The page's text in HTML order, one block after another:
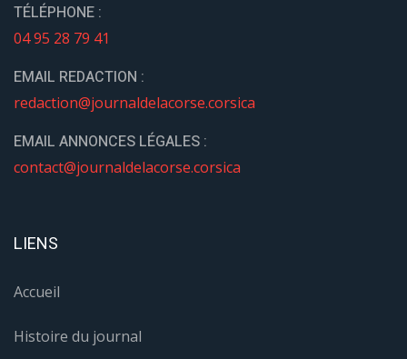
TÉLÉPHONE :
04 95 28 79 41
EMAIL REDACTION :
redaction@journaldelacorse.corsica
EMAIL ANNONCES LÉGALES :
contact@journaldelacorse.corsica
LIENS
Accueil
Histoire du journal